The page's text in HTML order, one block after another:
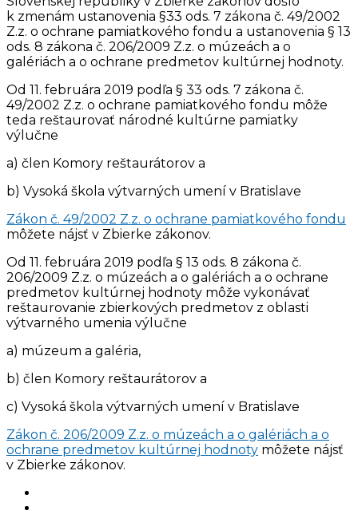
k zmenám ustanovenia §33 ods. 7 zákona č. 49/2002
Z.z. o ochrane pamiatkového fondu a ustanovenia § 13
ods. 8 zákona č. 206/2009 Z.z. o múzeách a o
galériách a o ochrane predmetov kultúrnej hodnoty.
Od 11. februára 2019 podľa § 33 ods. 7 zákona č.
49/2002 Z.z. o ochrane pamiatkového fondu môže
teda reštaurovať národné kultúrne pamiatky
výlučne
a) člen Komory reštaurátorov a
b) Vysoká škola výtvarných umení v Bratislave
Zákon č. 49/2002 Z.z. o ochrane pamiatkového fondu
môžete nájsť v Zbierke zákonov.
Od 11. februára 2019 podľa § 13 ods. 8 zákona č.
206/2009 Z.z. o múzeách a o galériách a o ochrane
predmetov kultúrnej hodnoty môže vykonávať
reštaurovanie zbierkových predmetov z oblasti
výtvarného umenia výlučne
a) múzeum a galéria,
b) člen Komory reštaurátorov a
c) Vysoká škola výtvarných umení v Bratislave
Zákon č. 206/2009 Z.z. o múzeách a o galériách a o
ochrane predmetov kultúrnej hodnoty môžete nájsť
v Zbierke zákonov.